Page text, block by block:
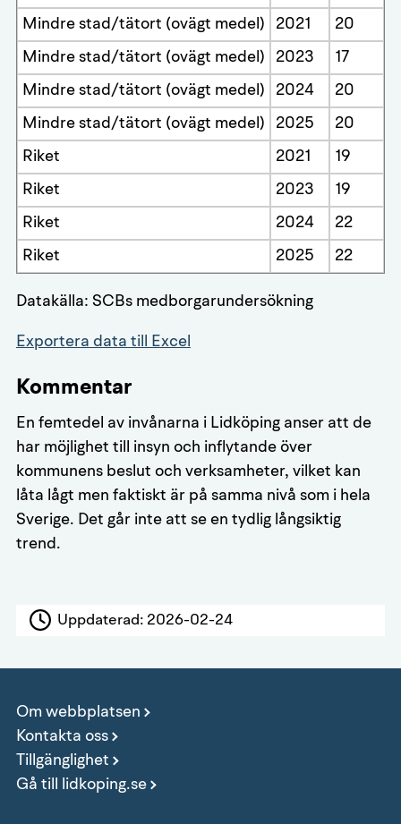
Mindre stad/tätort (ovägt medel) 2021 20
Mindre stad/tätort (ovägt medel) 2023 17
Mindre stad/tätort (ovägt medel) 2024 20
Mindre stad/tätort (ovägt medel) 2025 20
Riket 2021 19
Riket 2023 19
Riket 2024 22
Riket 2025 22
Datakälla: SCBs medborgarundersökning
Exportera data till Excel
Kommentar
En femtedel av invånarna i Lidköping anser att de
har möjlighet till insyn och inflytande över
kommunens beslut och verksamheter, vilket kan
låta lågt men faktiskt är på samma nivå som i hela
Sverige. Det går inte att se en tydlig långsiktig
trend.
Uppdaterad: 2026-02-24
Om webbplatsen
Kontakta oss
Tillgänglighet
Gå till lidkoping.se